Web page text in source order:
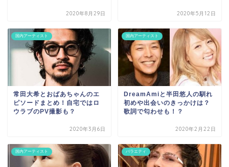
2020年8月29日 2020年5月12日
国内アーティスト
常田大希とおばあちゃんのエ
ピソードまとめ！自宅ではロ
ウラブのPV撮影も？
2020年3月6日
国内アーティスト
DreamAmiと半田悠人の馴れ
初めや出会いのきっかけは？
歌詞で匂わせも！？
2020年2月22日
国内アーティスト バラエティ